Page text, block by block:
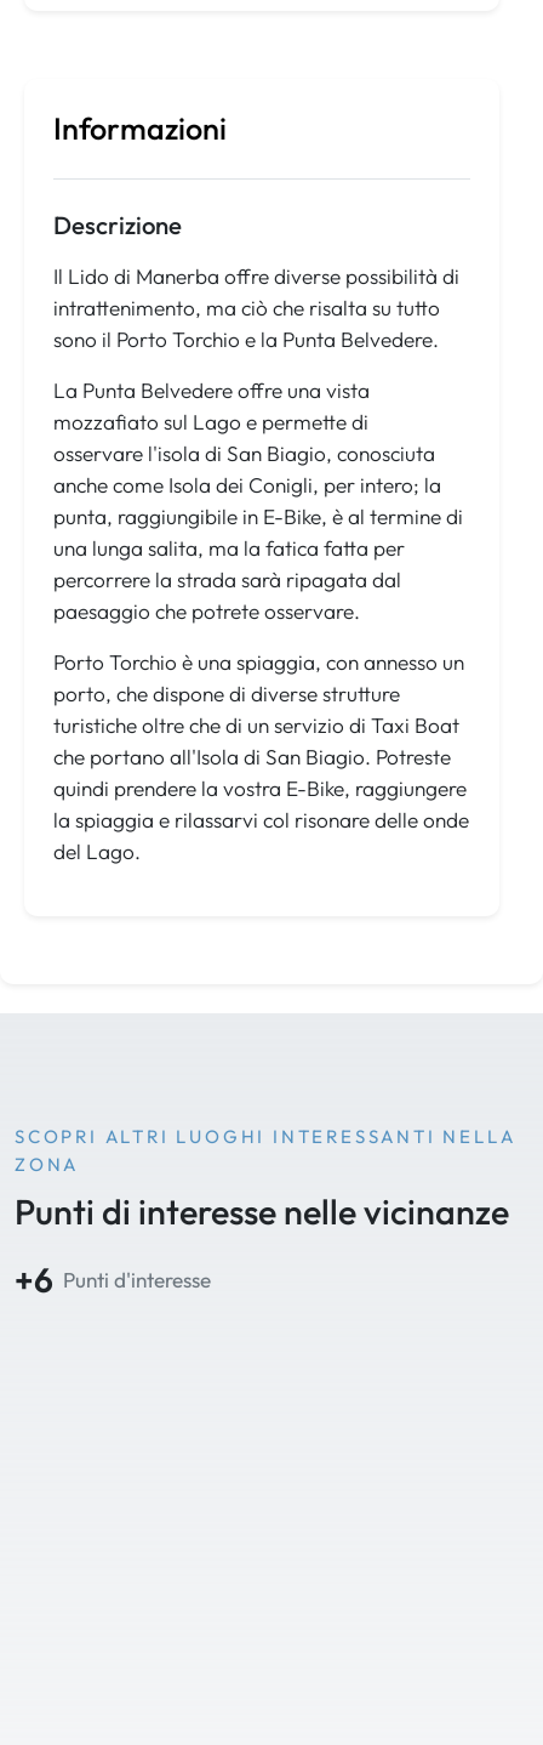
Informazioni
Descrizione
Il Lido di Manerba offre diverse possibilità di
intrattenimento, ma ciò che risalta su tutto
sono il Porto Torchio e la Punta Belvedere.
La Punta Belvedere offre una vista
mozzafiato sul Lago e permette di
osservare l'isola di San Biagio, conosciuta
anche come Isola dei Conigli, per intero; la
punta, raggiungibile in E-Bike, è al termine di
una lunga salita, ma la fatica fatta per
percorrere la strada sarà ripagata dal
paesaggio che potrete osservare.
Porto Torchio è una spiaggia, con annesso un
porto, che dispone di diverse strutture
turistiche oltre che di un servizio di Taxi Boat
che portano all'Isola di San Biagio. Potreste
quindi prendere la vostra E-Bike, raggiungere
la spiaggia e rilassarvi col risonare delle onde
del Lago.
SCOPRI ALTRI LUOGHI INTERESSANTI NELLA
ZONA
Punti di interesse nelle vicinanze
+6 Punti d'interesse